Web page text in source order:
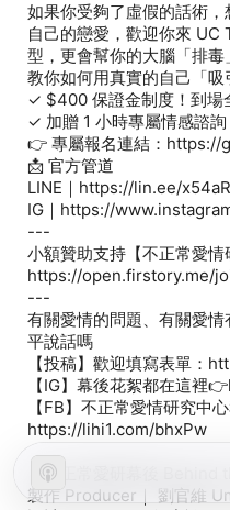
如果你受夠了虛假的話術
自己的戀愛，歡迎你來
型，更會幫你的大腦「排毒
教你如何用真實的自己「吸
✓ $400 保證金制度！到場
✓ 加贈 1 小時專屬情感諮詢
👉 專屬報名連結：
📩 官方管道
LINE｜https://lin.ee/
IG｜https://
---
小額贊助支持【不正常愛情
https://open.firstory.me/
---
有關愛情的問題、有關愛
平說話嗎
【投稿】歡迎填寫表單：
【IG】幕後花絮都在這裡
【FB】不正常愛情研究中
https://lihi1.com/bhxPw
【不正常愛研幕後 Behind
製作 Producer｜ 劉官維